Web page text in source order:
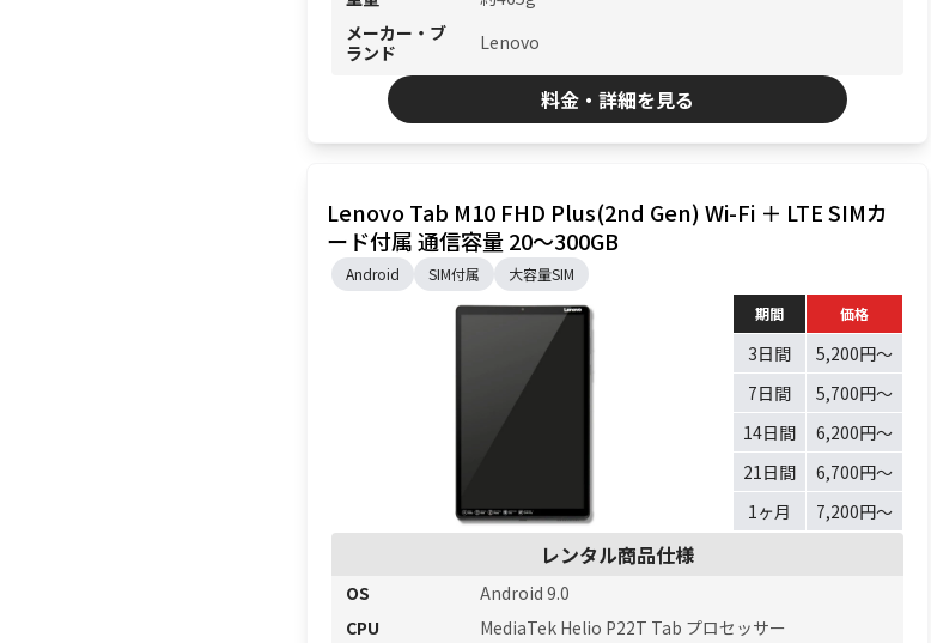
メーカー・ブ
ランド
Lenovo
料金・詳細を見る
Lenovo Tab M10 FHD Plus(2nd Gen) Wi-Fi ＋ LTE SIMカ
ード付属 通信容量 20〜300GB
Android SIM付属
大容量SIM
期間
価格
3日間
5,200円〜
7日間
5,700円〜
14日間
6,200円〜
21日間
6,700円〜
1ヶ月
7,200円〜
レンタル商品仕様
OS
Android 9.0
CPU
MediaTek Helio P22T Tab プロセッサー